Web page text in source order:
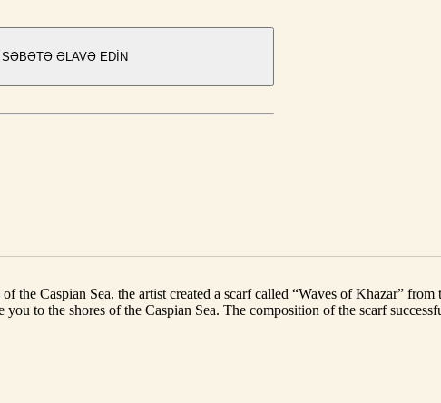
SƏBƏTƏ ƏLAVƏ EDIN
the Caspian Sea, the artist created a scarf called “Waves of Khazar”
to the shores of the Caspian Sea. The composition of the scarf